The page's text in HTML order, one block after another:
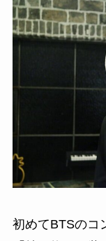
初めてBTSのコ